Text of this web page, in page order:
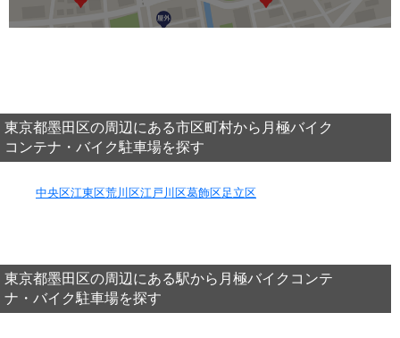
東京都墨田区の周辺にある市区町村から月極バイク
コンテナ・バイク駐車場を探す
中央区江東区荒川区江戸川区葛飾区足立区
東京都墨田区の周辺にある駅から月極バイクコンテ
ナ・バイク駐車場を探す